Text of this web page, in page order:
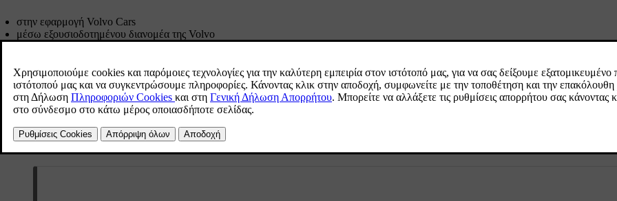
στην εφαρμογή Volvo Cars
μέσω εξουσιοδοτημένου διανομέα της Volvo
Επέκταση της συνδρομής σας μέσω της εφαρμογής Volvo Cars
Μεταβείτε στην καρτέλα
.
Πληροφορίες οχήματος
ΠατήστεΑνανέωσηστηΣυνδρομή Volvo On Call
Θα μεταφερθείτε σε μια σελίδα, όπου μπορείτε να ανανεώσετε τη συνδρομή σας.